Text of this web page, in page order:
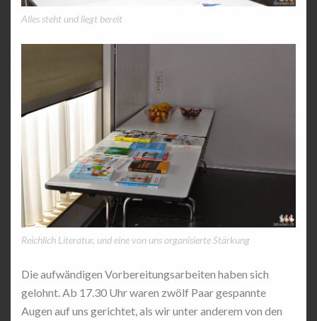
Alles steht und liegt bereit
Reichlich Literatur, und eine von uns organisierte Stärkung
Die aufwändigen Vorbereitungsarbeiten haben sich
gelohnt. Ab 17.30 Uhr waren zwölf Paar gespannte
Augen auf uns gerichtet, als wir unter anderem von den